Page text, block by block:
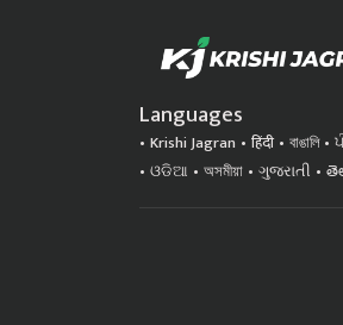
Languages
Krishi Jagran हिंदी বাঙালি
ଓଡିଆ
অসমীয়া ગુજરાતી